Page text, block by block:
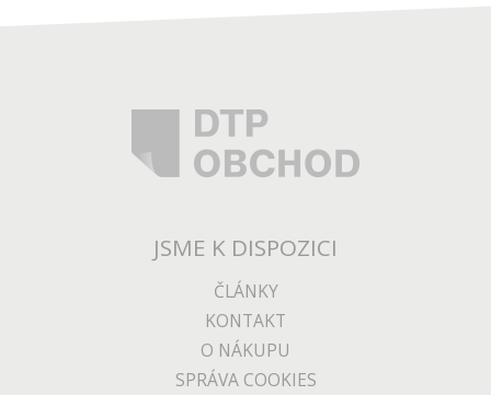
JSME K DISPOZICI
ČLÁNKY
KONTAKT
O NÁKUPU
SPRÁVA COOKIES